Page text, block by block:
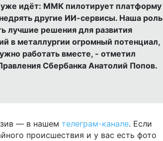
идёт: ММК пилотирует платформу
другие ИИ-сервисы. Наша роль
лучшие решения для развития
в металлургии огромный потенциал,
работать вместе, - отметил
Сбербанка Анатолий Попов.
— в нашем телеграм-канале. Если
происшествия и у вас есть фото